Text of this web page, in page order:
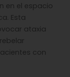
en el espacio
Esta
ataxia
con